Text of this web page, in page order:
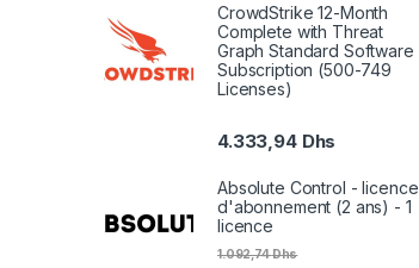
CrowdStrike 12-Month
Complete with Threat
Graph Standard Software
Subscription (500-749
Licenses)
4.333,94 Dhs
Absolute Control - licence
d'abonnement (2 ans) - 1
licence
1.092,74Dhs